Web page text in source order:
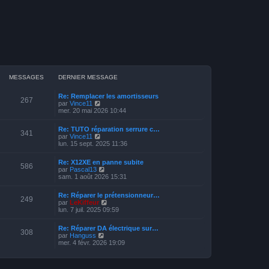
MESSAGES DERNIER MESSAGE
267
Re: Remplacer les amortisseurs
par Vince11
o
l
d
r
n
i
m
e
s
a
g
e
mer. 20 mai 2026 10:44
341
Re: TUTO réparation serrure c…
par Vince11
o
l
e
d
r
n
i
m
e
s
a
lun. 15 sept. 2025 11:36
586
Re: X12XE en panne subite
par Pascal13
o
l
e
d
r
i
sam. 1 août 2026 15:31
249
Re: Réparer le prétensionneur…
par LeKiffeur
o
l
d
r
lun. 7 juil. 2025 09:59
308
Re: Réparer DA électrique sur…
par Hanguss
o
mer. 4 févr. 2026 19:09